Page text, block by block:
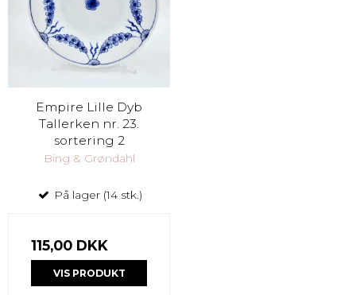
Empire Lille Dyb
Tallerken nr. 23.
sortering 2
Bing & Grøndahl
På lager (14 stk.)
115,00 DKK
VIS PRODUKT